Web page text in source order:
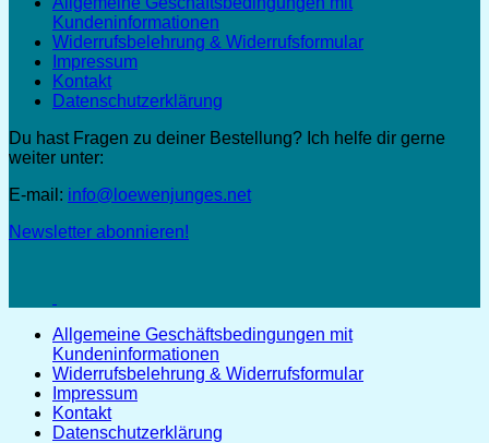
Kundeninformationen
Widerrufsbelehrung & Widerrufsformular
Impressum
Kontakt
Datenschutzerklärung
Du hast Fragen zu deiner Bestellung? Ich helfe dir gerne
weiter unter:
E-mail: info@loewenjunges.net
Newsletter abonnieren!
Allgemeine Geschäftsbedingungen mit
Kundeninformationen
Widerrufsbelehrung & Widerrufsformular
Impressum
Kontakt
Datenschutzerklärung